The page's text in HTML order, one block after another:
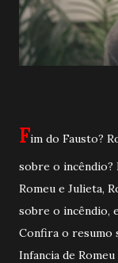
Fim do Fausto?
sobre o incêndio?
Romeu e Julieta,
sobre o incêndio,
Confira o resumo
Infancia de